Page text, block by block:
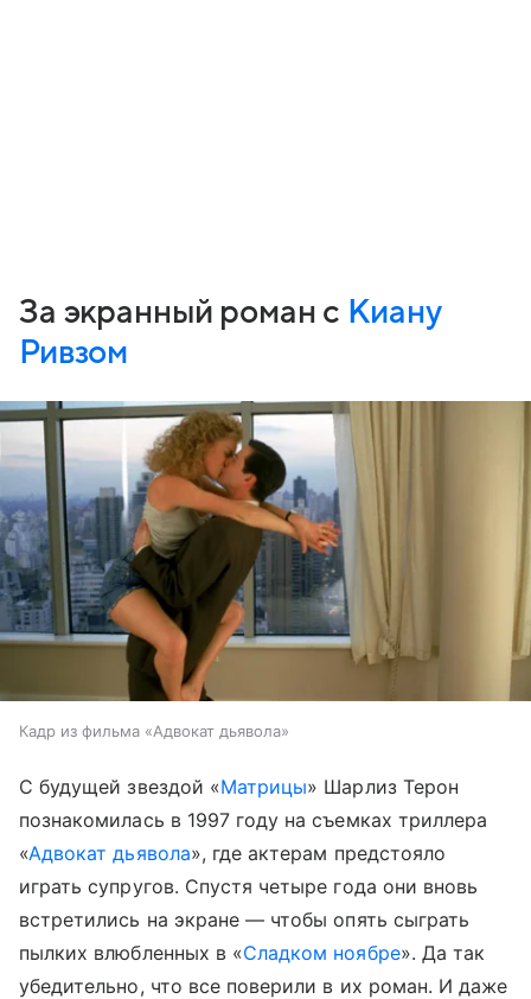
За экранный роман с Киану
Ривзом
Кадр из фильма «Адвокат дьявола»
С будущей звездой «Матрицы» Шарлиз Терон
познакомилась в 1997 году на съемках триллера
«Адвокат дьявола», где актерам предстояло
играть супругов. Спустя четыре года они вновь
встретились на экране — чтобы опять сыграть
пылких влюбленных в «Сладком ноябре». Да так
убедительно, что все поверили в их роман. И даже